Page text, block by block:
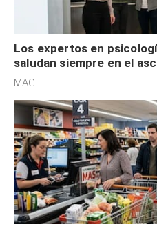
Los expertos en
saludan siempre en el
defensiva y tienen
MAG.